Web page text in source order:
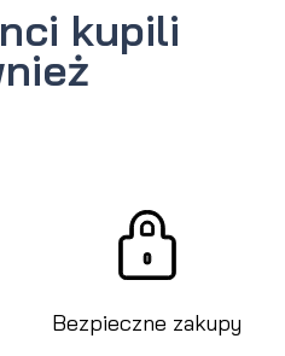
kupili
Bezpieczne zakupy